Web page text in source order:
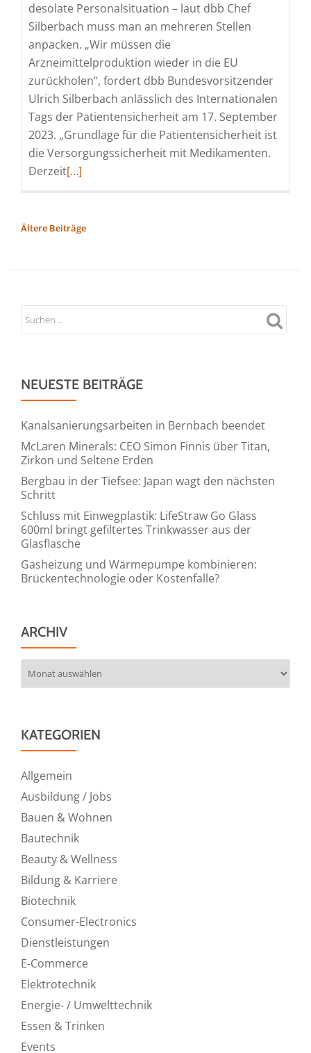
desolate Personalsituation – laut dbb Chef
Silberbach muss man an mehreren Stellen
anpacken. „Wir müssen die
Arzneimittelproduktion wieder in die EU
zurückholen“, fordert dbb Bundesvorsitzender
Ulrich Silberbach anlässlich des Internationalen
Tags der Patientensicherheit am 17. September
2023. „Grundlage für die Patientensicherheit ist
die Versorgungssicherheit mit Medikamenten.
DerzeitRead
Drei
[…]
BEITRAGSNAVIGATION
Ältere Beiträge
NEUESTE BEITRÄGE
Kanalsanierungsarbeiten in Bernbach beendet
McLaren Minerals: CEO Simon Finnis über Titan,
Zirkon und Seltene Erden
Bergbau in der Tiefsee: Japan wagt den nächsten
Schritt
Schluss mit Einwegplastik: LifeStraw Go Glass
600ml bringt gefiltertes Trinkwasser aus der
Glasflasche
Gasheizung und Wärmepumpe kombinieren:
Brückentechnologie oder Kostenfalle?
ARCHIV
KATEGORIEN
Allgemein
Ausbildung / Jobs
Bauen & Wohnen
Bautechnik
Beauty & Wellness
Bildung & Karriere
Biotechnik
Consumer-Electronics
Dienstleistungen
E-Commerce
Elektrotechnik
Energie- / Umwelttechnik
Essen & Trinken
Events